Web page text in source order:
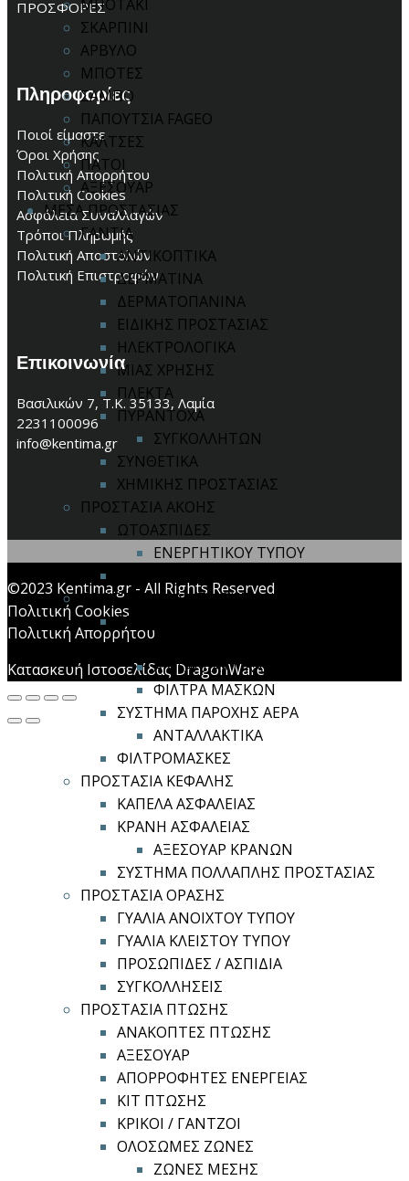
ΜΠΟΤΑΚΙ
ΣΚΑΡΠΙΝΙ
ΑΡΒΥΛΟ
ΜΠΟΤΕΣ
ΣΑΜΠΟ
ΠΑΠΟΥΤΣΙΑ FAGEO
ΚΑΛΤΣΕΣ
ΠΑΤΟΙ
ΑΞΕΣΟΥΑΡ
ΜΕΣΑ ΠΡΟΣΤΑΣΙΑΣ
ΓΑΝΤΙΑ
ΑΝΤΙΚΟΠΤΙΚΑ
ΔΕΡΜΑΤΙΝΑ
ΔΕΡΜΑΤΟΠΑΝΙΝΑ
ΕΙΔΙΚΗΣ ΠΡΟΣΤΑΣΙΑΣ
ΗΛΕΚΤΡΟΛΟΓΙΚΑ
ΜΙΑΣ ΧΡΗΣΗΣ
ΠΛΕΚΤΑ
ΠΥΡΑΝΤΟΧΑ
ΣΥΓΚΟΛΛΗΤΩΝ
ΣΥΝΘΕΤΙΚΑ
ΧΗΜΙΚΗΣ ΠΡΟΣΤΑΣΙΑΣ
ΠΡΟΣΤΑΣΙΑ ΑΚΟΗΣ
ΩΤΟΑΣΠΙΔΕΣ
ΕΝΕΡΓΗΤΙΚΟΥ ΤΥΠΟΥ
ΠΡΟΣΤΑΣΙΑ ΑΝΑΠΝΟΗΣ
ΜΑΣΚΕΣ ΙΜΙΣΕΩΣ / ΟΛΟΚΛΗΡΟΥ
ΠΡΟΣΩΠΟΥ
ΑΝΤΑΛΛΑΚΤΙΚΑ
ΦΙΛΤΡΑ ΜΑΣΚΩΝ
ΣΥΣΤΗΜΑ ΠΑΡΟΧΗΣ ΑΕΡΑ
ΑΝΤΑΛΛΑΚΤΙΚΑ
ΦΙΛΤΡΟΜΑΣΚΕΣ
ΠΡΟΣΤΑΣΙΑ ΚΕΦΑΛΗΣ
ΚΑΠΕΛΑ ΑΣΦΑΛΕΙΑΣ
ΚΡΑΝΗ ΑΣΦΑΛΕΙΑΣ
ΑΞΕΣΟΥΑΡ ΚΡΑΝΩΝ
ΣΥΣΤΗΜΑ ΠΟΛΛΑΠΛΗΣ ΠΡΟΣΤΑΣΙΑΣ
ΠΡΟΣΤΑΣΙΑ ΟΡΑΣΗΣ
ΓΥΑΛΙΑ ΑΝΟΙΧΤΟΥ ΤΥΠΟΥ
ΓΥΑΛΙΑ ΚΛΕΙΣΤΟΥ ΤΥΠΟΥ
ΠΡΟΣΩΠΙΔΕΣ / ΑΣΠΙΔΙΑ
ΣΥΓΚΟΛΛΗΣΕΙΣ
ΠΡΟΣΤΑΣΙΑ ΠΤΩΣΗΣ
ΑΝΑΚΟΠΤΕΣ ΠΤΩΣΗΣ
ΑΞΕΣΟΥΑΡ
ΑΠΟΡΡΟΦΗΤΕΣ ΕΝΕΡΓΕΙΑΣ
ΚΙΤ ΠΤΩΣΗΣ
ΚΡΙΚΟΙ / ΓΑΝΤΖΟΙ
ΟΛΟΣΩΜΕΣ ΖΩΝΕΣ
ΖΩΝΕΣ ΜΕΣΗΣ
ΠΡΟΣΦΟΡΕΣ
Πληροφορίες
Ποιοί είμαστε
Όροι Χρήσης
Πολιτική Απορρήτου
Πολιτική Cookies
Ασφάλεια Συναλλαγών
Τρόποι Πληρωμής
Πολιτική Αποστολών
Πολιτική Επιστροφών
Επικοινωνία
Βασιλικών 7, Τ.Κ. 35133, Λαμία
2231100096
info@kentima.gr
©2023 Kentima.gr - All Rights Reserved
Πολιτική Cookies
Πολιτική Απορρήτου
Κατασκευή Ιστοσελίδας DragonWare